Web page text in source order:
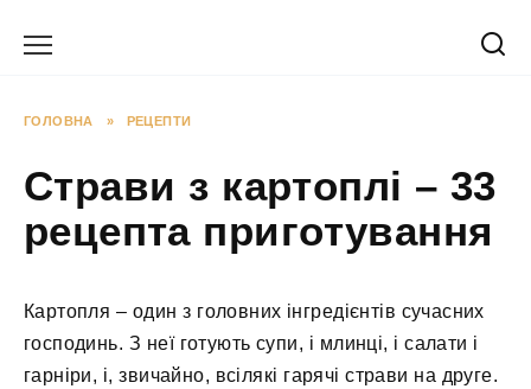
ГОЛОВНА » РЕЦЕПТИ
Страви з картоплі – 33
рецепта приготування
Картопля – один з головних інгредієнтів сучасних
господинь. З неї готують супи, і млинці, і салати і
гарніри, і, звичайно, всілякі гарячі страви на друге.